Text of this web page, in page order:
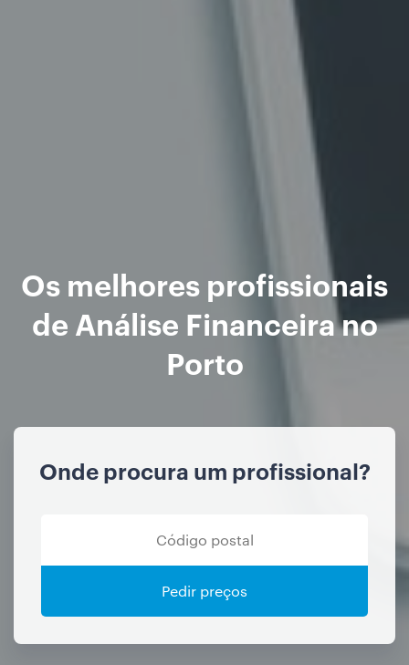
Os melhores profissionais
de Análise Financeira no
Porto
Onde procura um profissional?
Pedir preços